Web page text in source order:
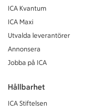
ICA Kvantum
ICA Maxi
Utvalda leverantörer
Annonsera
Jobba på ICA
Hållbarhet
ICA Stiftelsen